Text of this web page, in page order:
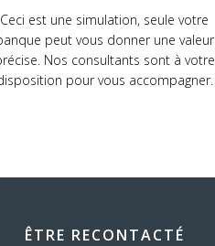
Ceci est une simulation, seule votre
peut vous donner une valeur
Nos consultants sont à votre
pour vous accompagner.
ÊTRE RECONTACTÉ